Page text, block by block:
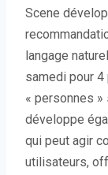
Scene
langage
samedi pour
« personnes
développe
qui peut agir
utilisateurs,